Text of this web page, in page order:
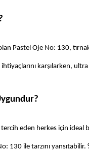
Pastel Oje No: 130,
karşılarken,
eden herkes için ideal
130 ile tarzını